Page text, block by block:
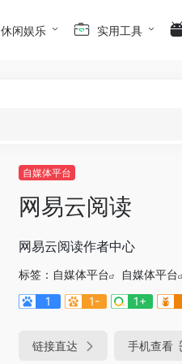
休闲娱乐 实用工具
自媒体平台
网易云阅读
网易云阅读作者中心
标签： 自媒体平台
自媒体平台
1
1- 1+
链接直达 手机查看